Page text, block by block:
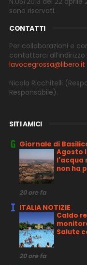
sono riservati.
CONTATTI
Per collaborazioni e
contattarci
lavocegrossa@libero.it
Nicola Ricchitelli
Responsabile).
SITI AMICI
Giornale di
Agosto
l'acqua
non ha
20 ore fa
ITALIA NOTIZIE
Caldo
Salute
20 ore fa